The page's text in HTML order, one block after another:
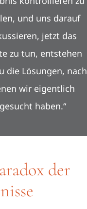
und uns darauf
jetzt das
zu tun, entstehen
die Lösungen, nach
wir eigentlich
gesucht haben.“
der